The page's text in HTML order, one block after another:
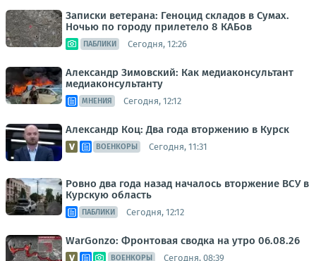
Записки ветерана: Геноцид складов в Сумах.
Ночью по городу прилетело 8 КАБов
ПАБЛИКИ Сегодня, 12:26
Александр Зимовский: Как медиаконсультант
медиаконсультанту
МНЕНИЯ Сегодня, 12:12
Александр Коц: Два года вторжению в Курск
ВОЕНКОРЫ Сегодня, 11:31
Ровно два года назад началось вторжение ВСУ в
Курскую область
ПАБЛИКИ Сегодня, 12:12
WarGonzo: Фронтовая сводка на утро 06.08.26
ВОЕНКОРЫ Сегодня, 08:39